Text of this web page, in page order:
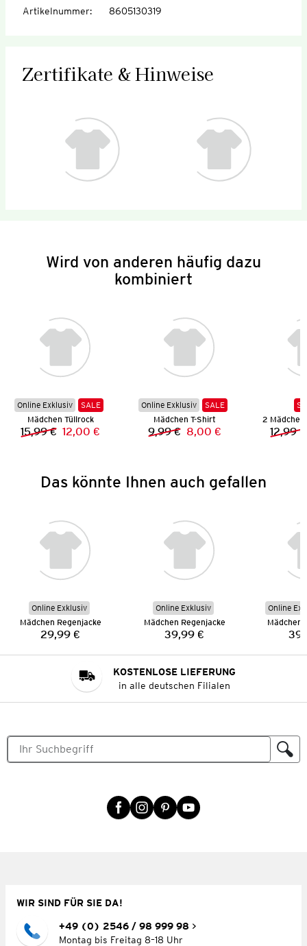
Artikelnummer: 8605130319
Zertifikate & Hinweise
Wird von anderen häufig dazu
kombiniert
Online Exklusiv
SALE
Mädchen Tüllrock
Vorheriger Preis:
15,99 € Neuer Preis:
12,00 €
Online Exklusiv
SALE
Mädchen T-Shirt
Vorheriger Preis:
9,99 € Neuer Preis:
8,00 € 12,99 €
Das könnte Ihnen auch gefallen
Online Exklusiv
Mädchen Regenjacke
Preis:
29,99 €
Online Exklusiv
Mädchen Regenjacke
Preis:
39,99 €
Online
Mädchen
KOSTENLOSE LIEFERUNG
in alle deutschen Filialen
WIR SIND FÜR SIE DA!
+49 (0) 2546 / 98 999 98
Montag bis Freitag 8–18 Uhr